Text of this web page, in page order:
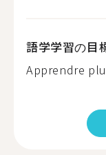
語学学習の目
Apprendre